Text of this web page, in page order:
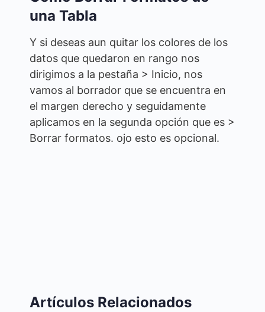
una Tabla
Y si deseas aun quitar los colores de los
datos que quedaron en rango nos
dirigimos a la pestaña > Inicio, nos
vamos al borrador que se encuentra en
el margen derecho y seguidamente
aplicamos en la segunda opción que es >
Borrar formatos. ojo esto es opcional.
Artículos Relacionados